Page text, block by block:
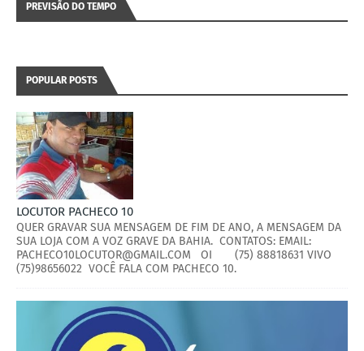
PREVISÃO DO TEMPO
POPULAR POSTS
LOCUTOR PACHECO 10
QUER GRAVAR SUA MENSAGEM DE FIM DE ANO, A MENSAGEM DA
SUA LOJA COM A VOZ GRAVE DA BAHIA. CONTATOS: EMAIL:
PACHECO10LOCUTOR@GMAIL.COM OI (75) 88818631 VIVO
(75)98656022 VOCÊ FALA COM PACHECO 10.